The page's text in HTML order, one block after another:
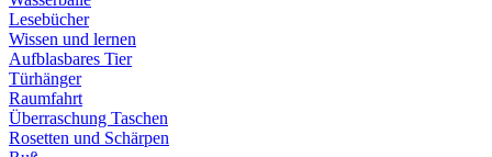
Lesebücher
Wissen und lernen
Aufblasbares Tier
Türhänger
Raumfahrt
Überraschung Taschen
Rosetten und Schärpen